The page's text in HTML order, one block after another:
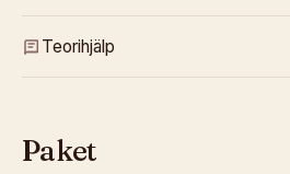
Teorihjälp
Paket